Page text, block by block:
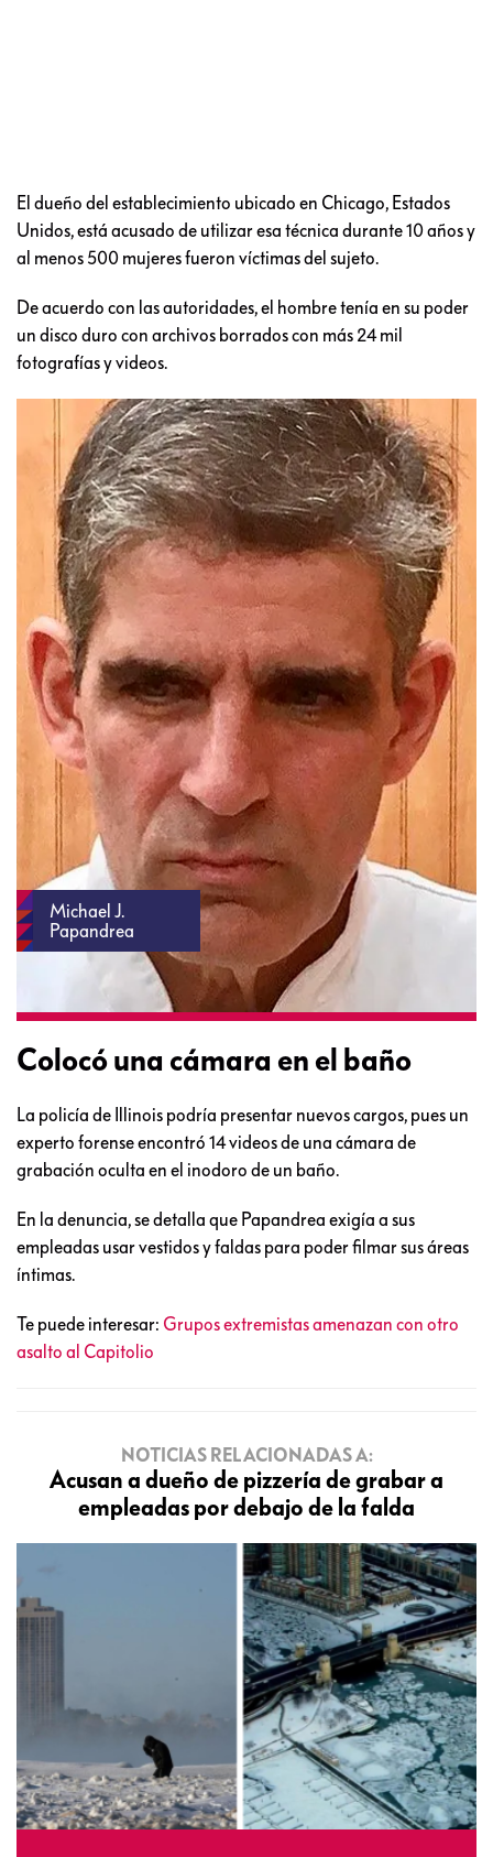
El dueño del establecimiento ubicado en Chicago, Estados
Unidos, está acusado de utilizar esa técnica durante 10 años y
al menos 500 mujeres fueron víctimas del sujeto.
De acuerdo con las autoridades, el hombre tenía en su poder
un disco duro con archivos borrados con más 24 mil
fotografías y videos.
Michael J.
Papandrea
Colocó una cámara en el baño
La policía de Illinois podría presentar nuevos cargos, pues un
experto forense encontró 14 videos de una cámara de
grabación oculta en el inodoro de un baño.
En la denuncia, se detalla que Papandrea exigía a sus
empleadas usar vestidos y faldas para poder filmar sus áreas
íntimas.
Te puede interesar: Grupos extremistas amenazan con otro
asalto al Capitolio
NOTICIAS RELACIONADAS A:
Acusan a dueño de pizzería de grabar a
empleadas por debajo de la falda